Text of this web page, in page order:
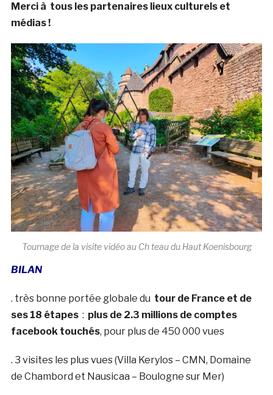
Merci à tous les partenaires lieux culturels et
médias !
Tournage de la visite vidéo au Ch teau du Haut Koenisbourg
BILAN
. très bonne portée globale du tour de France et de
ses 18 étapes: plus de 2.3 millions de comptes
facebook touchés, pour plus de 450 000 vues
. 3 visites les plus vues (Villa Kerylos – CMN, Domaine
de Chambord et Nausicaa – Boulogne sur Mer)